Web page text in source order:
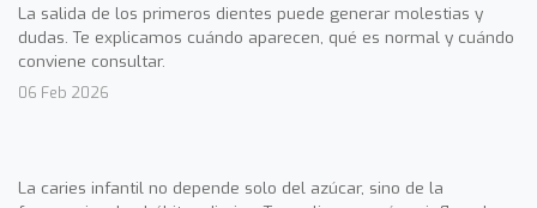
La salida de los primeros dientes puede generar molestias y
dudas. Te explicamos cuándo aparecen, qué es normal y cuándo
conviene consultar.
06 Feb 2026
La caries infantil no depende solo del azúcar, sino de la